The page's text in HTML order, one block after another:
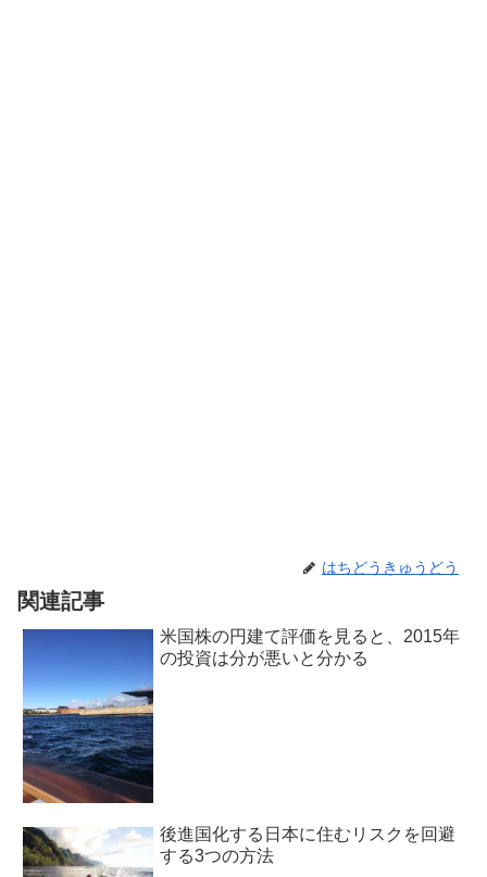
はちどうきゅうどう
関連記事
米国株の円建て評価を見ると、2015年
の投資は分が悪いと分かる
後進国化する日本に住むリスクを回避
する3つの方法